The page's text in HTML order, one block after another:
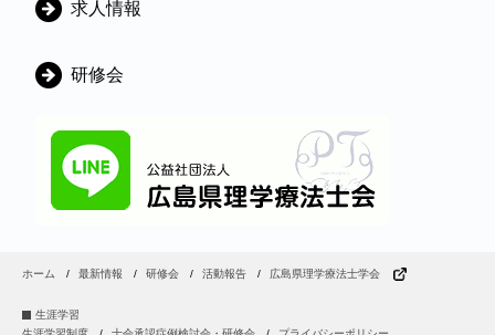
求人情報
研修会
ホーム 最新情報 研修会 活動報告 広島県理学療法士学会
生涯学習